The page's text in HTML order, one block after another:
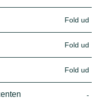
Fold ud
Fold ud
Fold ud
-